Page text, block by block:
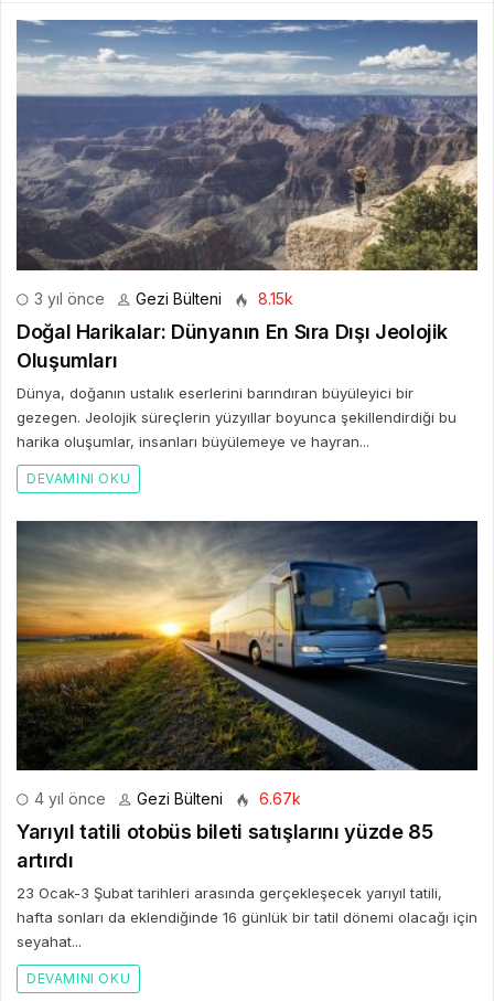
3 yıl önce Gezi Bülteni 8.15k
Doğal Harikalar: Dünyanın En Sıra Dışı Jeolojik
Oluşumları
Dünya, doğanın ustalık eserlerini barındıran büyüleyici bir
gezegen. Jeolojik süreçlerin yüzyıllar boyunca şekillendirdiği bu
harika oluşumlar, insanları büyülemeye ve hayran...
DEVAMINI OKU
4 yıl önce Gezi Bülteni 6.67k
Yarıyıl tatili otobüs bileti satışlarını yüzde 85
artırdı
23 Ocak-3 Şubat tarihleri arasında gerçekleşecek yarıyıl tatili,
hafta sonları da eklendiğinde 16 günlük bir tatil dönemi olacağı için
seyahat...
DEVAMINI OKU